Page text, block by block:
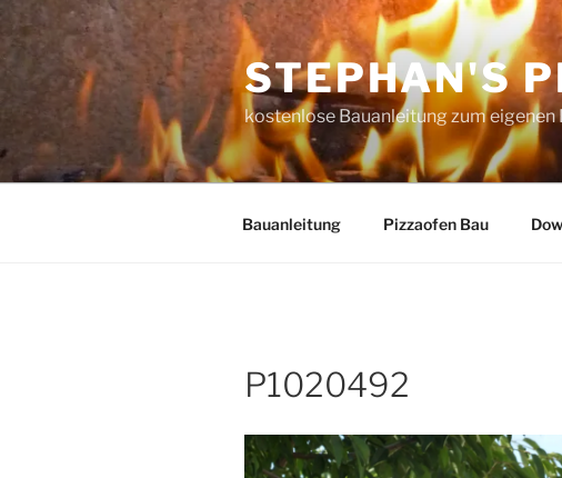
Zum
Inhalt
springen
STEPHAN'S
kostenlose Bauanleitung zum eigenen
Bauanleitung Pizzaofen Bau
P1020492